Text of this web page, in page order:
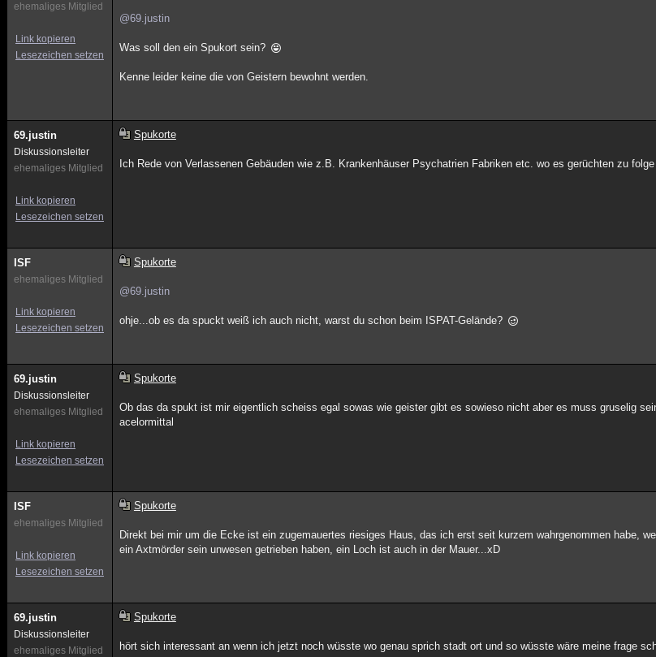
ehemaliges Mitglied
Link kopieren
Lesezeichen setzen
@69.justin
Was soll den ein Spukort sein?
Kenne leider keine die von Geistern bewohnt werden.
69.justin
Diskussionsleiter
ehemaliges Mitglied
Link kopieren
Lesezeichen setzen
Spukorte
Ich Rede von Verlassenen Gebäuden wie z.B. Krankenhäuser Psychatrien Fabriken etc. wo es gerüchten zu folge
ISF
ehemaliges Mitglied
Link kopieren
Lesezeichen setzen
Spukorte
@69.justin
ohje...ob es da spuckt weiß ich auch nicht, warst du schon beim ISPAT-Gelände?
69.justin
Diskussionsleiter
ehemaliges Mitglied
Link kopieren
Lesezeichen setzen
Spukorte
Ob das da spukt ist mir eigentlich scheiss egal sowas wie geister gibt es sowieso nicht aber es muss gruselig
acelormittal
ISF
ehemaliges Mitglied
Link kopieren
Lesezeichen setzen
Spukorte
Direkt bei mir um die Ecke ist ein zugemauertes riesiges Haus, das ich erst seit kurzem wahrgenommen habe,
ein Axtmörder sein unwesen getrieben haben, ein Loch ist auch in der Mauer...xD
69.justin
Diskussionsleiter
ehemaliges Mitglied
Spukorte
hört sich interessant an wenn ich jetzt noch wüsste wo genau sprich stadt ort und so wüsste wäre meine frage